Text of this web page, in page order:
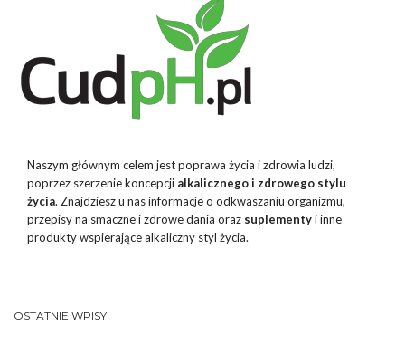
Naszym głównym celem jest poprawa życia i zdrowia ludzi,
poprzez szerzenie koncepcji alkalicznego i zdrowego stylu
życia. Znajdziesz u nas informacje o odkwaszaniu organizmu,
przepisy na smaczne i zdrowe dania oraz suplementyi inne
produkty wspierające alkaliczny styl życia.
OSTATNIE WPISY